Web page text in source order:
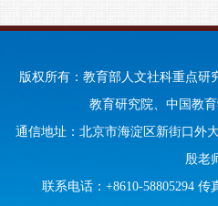
版权所有：教育部人文社科重点研
教育研究院、中国教
通信地址：北京市海淀区新街口外
殷老
联系电话：+8610-58805294 传